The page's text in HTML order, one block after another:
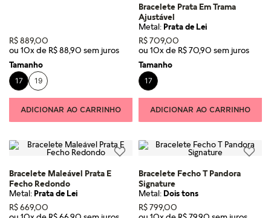
R$889,00
ou 10x de R$88,90
Tamanho
17 19
ADICIONAR AO CARRINHO
Bracelete Prata Em Trama
Ajustável
Metal:Prata de Lei
R$709,00
ou 10x de R$70,90
Tamanho
17
ADICIONAR AO CARRINHO
Bracelete Maleável Prata E
Fecho Redondo
Metal:Prata de Lei
R$669,00
Bracelete Fecho T Pandora
Signature
Metal:Dois tons
R$799,00